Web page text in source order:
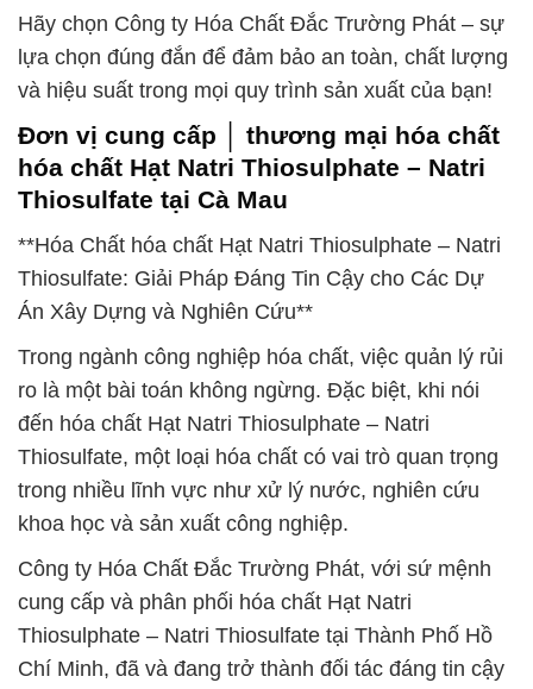
Hãy chọn Công ty Hóa Chất Đắc Trường Phát – sự
lựa chọn đúng đắn để đảm bảo an toàn, chất lượng
và hiệu suất trong mọi quy trình sản xuất của bạn!
Đơn vị cung cấp │ thương mại hóa chất
hóa chất Hạt Natri Thiosulphate – Natri
Thiosulfate tại Cà Mau
**Hóa Chất hóa chất Hạt Natri Thiosulphate – Natri
Thiosulfate: Giải Pháp Đáng Tin Cậy cho Các Dự
Án Xây Dựng và Nghiên Cứu**
Trong ngành công nghiệp hóa chất, việc quản lý rủi
ro là một bài toán không ngừng. Đặc biệt, khi nói
đến hóa chất Hạt Natri Thiosulphate – Natri
Thiosulfate, một loại hóa chất có vai trò quan trọng
trong nhiều lĩnh vực như xử lý nước, nghiên cứu
khoa học và sản xuất công nghiệp.
Công ty Hóa Chất Đắc Trường Phát, với sứ mệnh
cung cấp và phân phối hóa chất Hạt Natri
Thiosulphate – Natri Thiosulfate tại Thành Phố Hồ
Chí Minh, đã và đang trở thành đối tác đáng tin cậy